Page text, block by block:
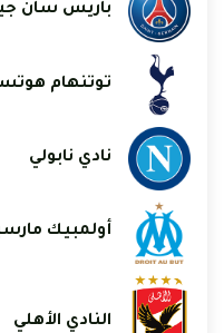
باريس سان
توتنهام
نادي نابولي
أولمبيك
النادي الأهلي